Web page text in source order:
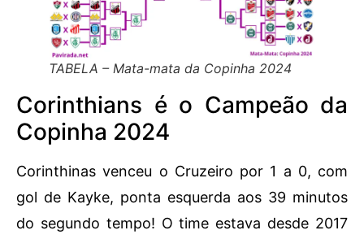
TABELA – Mata-mata da Copinha 2024
Corinthians é o Campeão da
Copinha 2024
Corinthinas venceu o Cruzeiro por 1 a 0, com
gol de Kayke, ponta esquerda aos 39 minutos
do segundo tempo! O time estava desde 2017